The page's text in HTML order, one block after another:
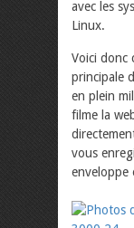
avec les
Linux.
Voici donc
principale
en plein
filme la
vous
enveloppe